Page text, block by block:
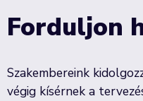
Forduljon
Szakembereink
végig kísérnek a